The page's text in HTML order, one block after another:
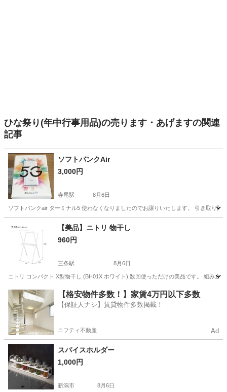
ひな祭り(年中行事用品)の売ります・あげますの関連
記事
ソフトバンクAir
3,000円
寺尾駅 8月6日
ソフトバンクair ターミナル5 使わなくなりましたのでお譲りいたします。 引き取り限
寺尾駅 生活雑貨
【美品】ニトリ 物干し
960円
三条駅 8月6日
ニトリ コンパクト X型物干し (BH01X ホワイト) 数回使っただけの美品です。 組み
新潟 三条市 三条駅 洗濯用品 物干し
【格安物件多数！】家賃4万円以下多数
【保証人ナシ】賃貸物件多数掲載！
ニフティ不動産 Ad
スパイスホルダー
1,000円
新潟市 8月6日